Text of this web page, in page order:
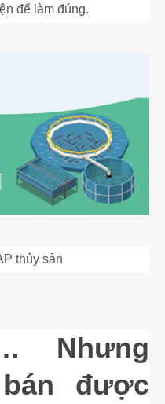
để làm đúng.
thủy sản
Nhưng
được